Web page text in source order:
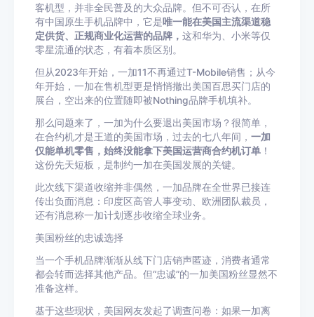
客机型，并非全民普及的大众品牌。但不可否认，在所
有中国原生手机品牌中，它是唯一能在美国主流渠道稳
定供货、正规商业化运营的品牌， 这和华为 、小米等仅
零星流通的状态，有着本质区别。
但从2023年开始， 一加11不再通过T-Mobile销售；从今
年开始，一加在售机型更是悄悄撤出美国百思买门店的
展台，空出来的位置随即被Nothing品牌手机填补。
那么问题来了，一加为什么要退出美国市场？很简单，
在合约机才是王道的美国市场，过去的七八年间， 一加
仅能单机零售，始终没能拿下美国运营商合约机订单 ！
这份先天短板，是制约一加在美国发展的关键。
此次线下渠道收缩并非偶然，一加品牌在全世界已接连
传出负面消息： 印度区高管人事变动、 欧洲 团队裁员，
还有消息称一加计划逐步收缩全球业务。
美国粉丝的忠诚选择
当一个手机品牌渐渐从线下门店销声匿迹，消费者通常
都会转而选择其他产品。但“忠诚”的一加美国粉丝显然不
准备这样。
基于这些现状，美国网友发起了调查问卷：如果一加离